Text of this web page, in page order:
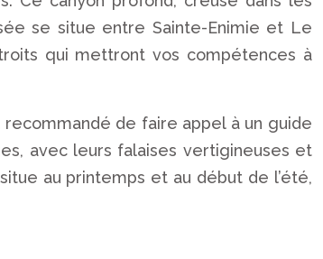
se situe entre Sainte-Enimie et Le
qui mettront vos compétences à
de faire appel à un guide
avec leurs falaises vertigineuses et
au printemps et au début de l’été,